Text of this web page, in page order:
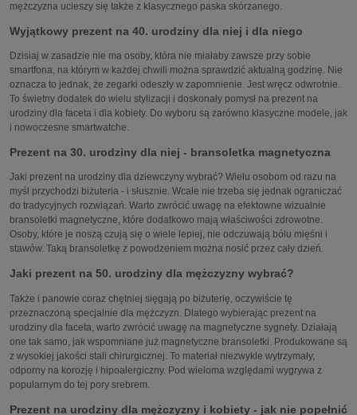
mężczyzna ucieszy się także z klasycznego paska skórzanego.
Wyjątkowy prezent na 40. urodziny dla niej i dla niego
Dzisiaj w zasadzie nie ma osoby, która nie miałaby zawsze przy sobie
smartfona, na którym w każdej chwili można sprawdzić aktualną godzinę. Nie
oznacza to jednak, że zegarki odeszły w zapomnienie. Jest wręcz odwrotnie.
To świetny dodatek do wielu stylizacji i doskonały pomysł na prezent na
urodziny dla faceta i dla kobiety. Do wyboru są zarówno klasyczne modele, jak
i nowoczesne smartwatche.
Prezent na 30. urodziny dla niej - bransoletka magnetyczna
Jaki prezent na urodziny dla dziewczyny wybrać? Wielu osobom od razu na
myśl przychodzi biżuteria - i słusznie. Wcale nie trzeba się jednak ograniczać
do tradycyjnych rozwiązań. Warto zwrócić uwagę na efektowne wizualnie
bransoletki magnetyczne, które dodatkowo mają właściwości zdrowotne.
Osoby, które je noszą czują się o wiele lepiej, nie odczuwają bólu mięśni i
stawów. Taką bransoletkę z powodzeniem można nosić przez cały dzień.
Jaki prezent na 50. urodziny dla mężczyzny wybrać?
Także i panowie coraz chętniej sięgają po biżuterię, oczywiście tę
przeznaczoną specjalnie dla mężczyzn. Dlatego wybierając prezent na
urodziny dla faceta, warto zwrócić uwagę na magnetyczne sygnety. Działają
one tak samo, jak wspomniane już magnetyczne bransoletki. Produkowane są
z wysokiej jakości stali chirurgicznej. To materiał niezwykle wytrzymały,
odporny na korozję i hipoalergiczny. Pod wieloma względami wygrywa z
popularnym do tej pory srebrem.
Prezent na urodziny dla mężczyzny i kobiety - jak nie popełnić